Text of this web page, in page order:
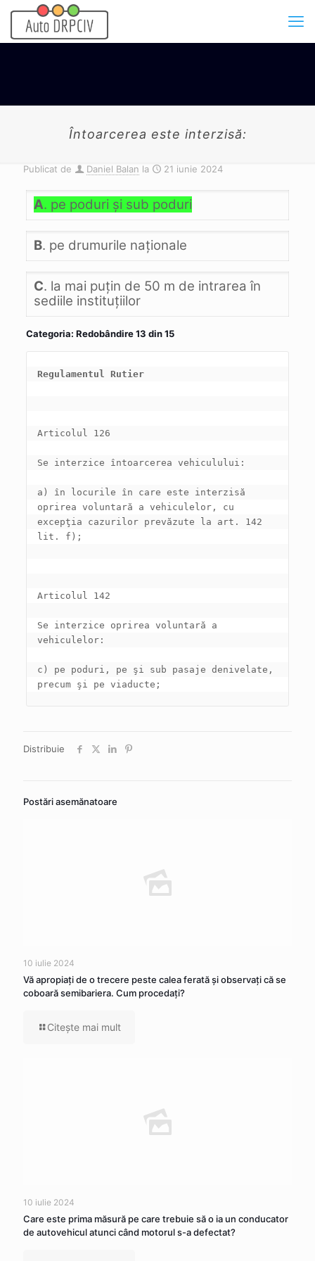
Întoarcerea este interzisă:
Publicat de Daniel Balan la 21 iunie 2024
A. pe poduri şi sub poduri
B. pe drumurile naţionale
C. la mai puţin de 50 m de intrarea în
sediile instituţiilor
Categoria: Redobândire 13 din 15
Regulamentul Rutier
a) în locurile în care este interzisă
oprirea voluntară a vehiculelor, cu
excepţia cazurilor prevăzute la art. 142
Se interzice oprirea voluntară a
c) pe poduri, pe şi sub pasaje denivelate,
precum şi pe viaducte;
Distribuie
Postări asemănatoare
10 iulie 2024
Vă apropiaţi de o trecere peste calea ferată şi observaţi că se
coboară semibariera. Cum procedaţi?
Citeşte mai mult
10 iulie 2024
Care este prima măsură pe care trebuie să o ia un conducator
de autovehicul atunci când motorul s-a defectat?